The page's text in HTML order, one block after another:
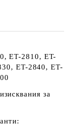
ET-2810, ET-
ET-2840, ET-
за